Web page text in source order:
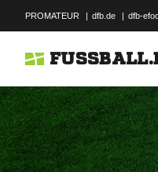
PROMATEUR | dfb.de | dfb-